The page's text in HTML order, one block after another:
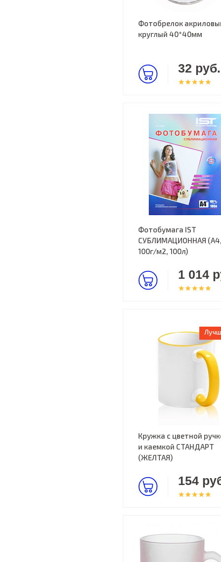
Фотобрелок
круглый 40*40мм
32 руб.
Фотобумага IST
СУБЛИМАЦИОННАЯ
100г/м2, 100л)
1 014
Кружка с цветной
и каемкой СТАНДАРТ
(ЖЕЛТАЯ)
154